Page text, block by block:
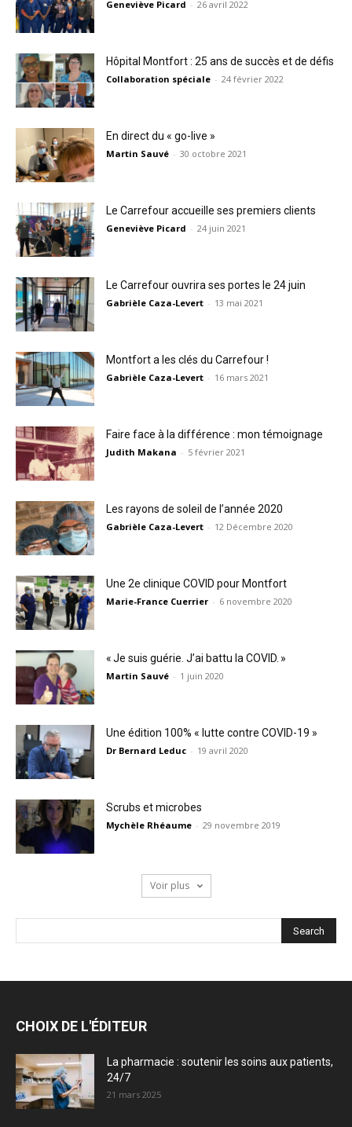
Geneviève Picard - 26 avril 2022
Hôpital Montfort : 25 ans de succès et de défis
Collaboration spéciale - 24 février 2022
En direct du « go-live »
Martin Sauvé - 30 octobre 2021
Le Carrefour accueille ses premiers clients
Geneviève Picard - 24 juin 2021
Le Carrefour ouvrira ses portes le 24 juin
Gabrièle Caza-Levert - 13 mai 2021
Montfort a les clés du Carrefour !
Gabrièle Caza-Levert - 16 mars 2021
Faire face à la différence : mon témoignage
Judith Makana - 5 février 2021
Les rayons de soleil de l’année 2020
Gabrièle Caza-Levert - 12 Décembre 2020
Une 2e clinique COVID pour Montfort
Marie-France Cuerrier - 6 novembre 2020
« Je suis guérie. J’ai battu la COVID. »
Martin Sauvé - 1 juin 2020
Une édition 100% « lutte contre COVID-19 »
Dr Bernard Leduc - 19 avril 2020
Scrubs et microbes
Mychèle Rhéaume - 29 novembre 2019
Voir plus
CHOIX DE L'ÉDITEUR
La pharmacie : soutenir les soins aux patients,
24/7
21 mars 2025